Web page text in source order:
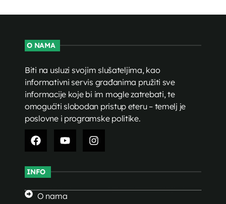
O NAMA
Biti na usluzi svojim slušateljima, kao
informativni servis građanima pružiti sve
informacije koje bi im mogle zatrebati, te
omogućiti slobodan pristup eteru – temelj je
poslovne i programske politike.
INFO
O nama